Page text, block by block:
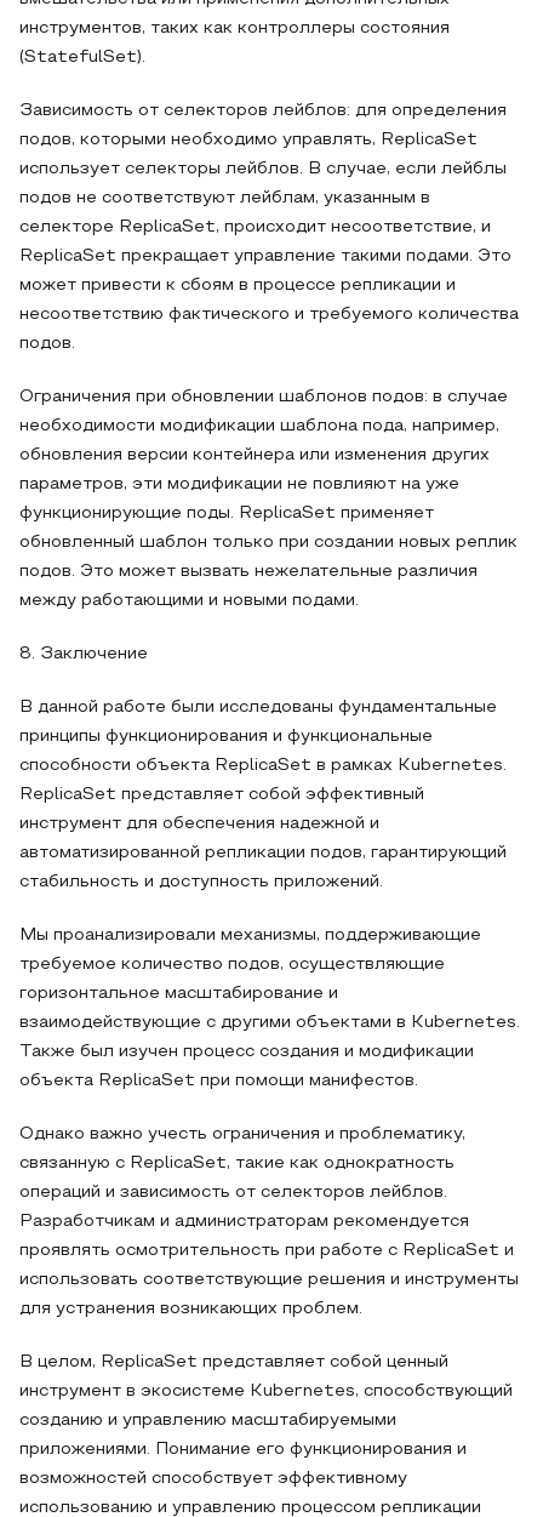
инструментов, таких как контроллеры состояния
(StatefulSet).
Зависимость от селекторов лейблов: для определения
подов, которыми необходимо управлять, ReplicaSet
использует селекторы лейблов. В случае, если лейблы
подов не соответствуют лейблам, указанным в
селекторе ReplicaSet, происходит несоответствие, и
ReplicaSet прекращает управление такими подами. Это
может привести к сбоям в процессе репликации и
несоответствию фактического и требуемого количества
подов.
Ограничения при обновлении шаблонов подов: в случае
необходимости модификации шаблона пода, например,
обновления версии контейнера или изменения других
параметров, эти модификации не повлияют на уже
функционирующие поды. ReplicaSet применяет
обновленный шаблон только при создании новых реплик
подов. Это может вызвать нежелательные различия
между работающими и новыми подами.
8. Заключение
В данной работе были исследованы фундаментальные
принципы функционирования и функциональные
способности объекта ReplicaSet в рамках Kubernetes.
ReplicaSet представляет собой эффективный
инструмент для обеспечения надежной и
автоматизированной репликации подов, гарантирующий
стабильность и доступность приложений.
Мы проанализировали механизмы, поддерживающие
требуемое количество подов, осуществляющие
горизонтальное масштабирование и
взаимодействующие с другими объектами в Kubernetes.
Также был изучен процесс создания и модификации
объекта ReplicaSet при помощи манифестов.
Однако важно учесть ограничения и проблематику,
связанную с ReplicaSet, такие как однократность
операций и зависимость от селекторов лейблов.
Разработчикам и администраторам рекомендуется
проявлять осмотрительность при работе с ReplicaSet и
использовать соответствующие решения и инструменты
для устранения возникающих проблем.
В целом, ReplicaSet представляет собой ценный
инструмент в экосистеме Kubernetes, способствующий
созданию и управлению масштабируемыми
приложениями. Понимание его функционирования и
возможностей способствует эффективному
использованию и управлению процессом репликации